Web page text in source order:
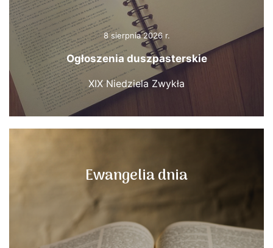
8 sierpnia 2026 r.
Ogłoszenia duszpasterskie
XIX Niedziela Zwykła
Ewangelia dnia